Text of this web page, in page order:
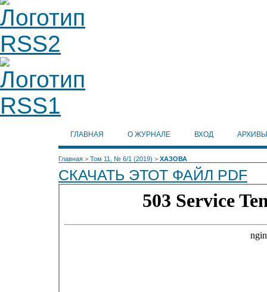
ГЛАВНАЯ О ЖУРНАЛЕ ВХОД АРХИВЫ
Главная > Том 11, № 6/1 (2019) > ХАЗОВА
СКАЧАТЬ ЭТОТ ФАЙЛ PDF